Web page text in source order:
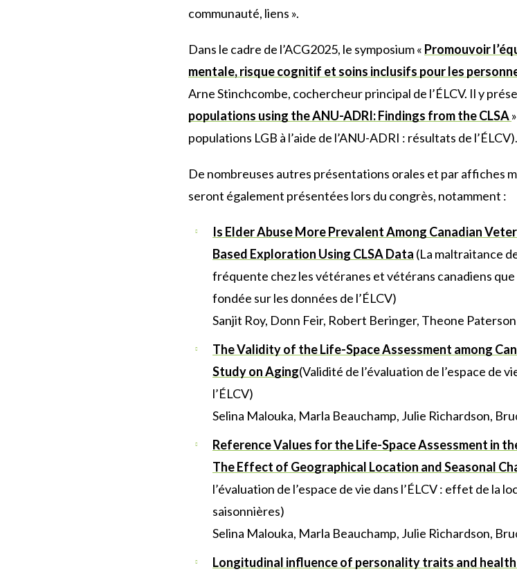
communauté, liens ».
Dans le cadre de l’ACG2025, le symposium « Promouvoir
mentale, risque cognitif et soins inclusifs pour les
Arne Stinchcombe, cochercheur principal de l’ÉLCV. Il y
populations using the ANU-ADRI: Findings from the CLSA
populations LGB à l’aide de l’ANU-ADRI : résultats de l’ÉLCV).
De nombreuses autres présentations orales et par affiches
seront également présentées lors du congrès, notamment :
Is Elder Abuse More Prevalent Among Canadian
Based Exploration Using CLSA Data (La maltraitance
fréquente chez les vétéranes et vétérans canadiens
fondée sur les données de l’ÉLCV)
Sanjit Roy, Donn Feir, Robert Beringer, Theone Paterson
The Validity of the Life-Space Assessment among
Study on Aging(Validité de l’évaluation de l’espace de
l’ÉLCV)
Selina Malouka, Marla Beauchamp, Julie Richardson,
Reference Values for the Life-Space Assessment in
The Effect of Geographical Location and Seasonal
l’évaluation de l’espace de vie dans l’ÉLCV : effet de la
saisonnières)
Selina Malouka, Marla Beauchamp, Julie Richardson,
Longitudinal influence of personality traits and